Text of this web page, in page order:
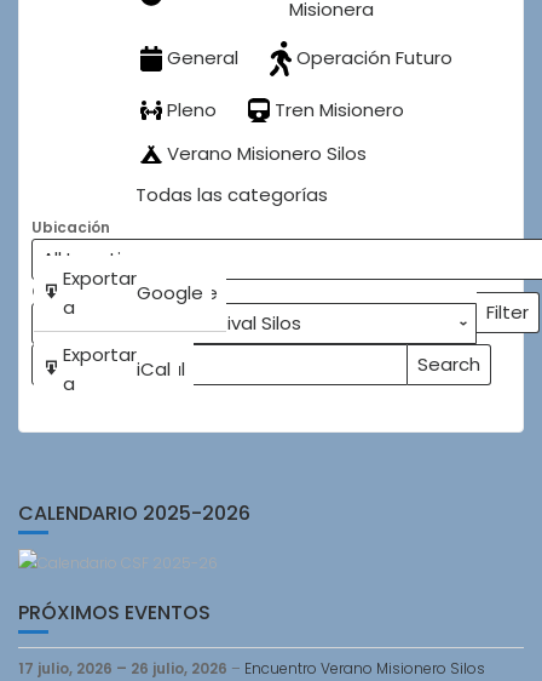
Misionera
General
Operación Futuro
Pleno
Tren Misionero
Verano Misionero Silos
Todas las categorías
Subscribe
in
Google
Subscribe
in
iCal
Exportar
a
Google
Exportar
a
iCal
Ubicación
Categorías
Filter
Buscar
Search
Events
CALENDARIO 2025-2026
PRÓXIMOS EVENTOS
17 julio, 2026 – 26 julio, 2026 – Encuentro Verano Misionero Silos